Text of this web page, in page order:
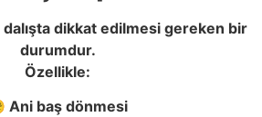
dikkat edilmesi gereken bir
durumdur.
Özellikle:
Ani baş dönmesi